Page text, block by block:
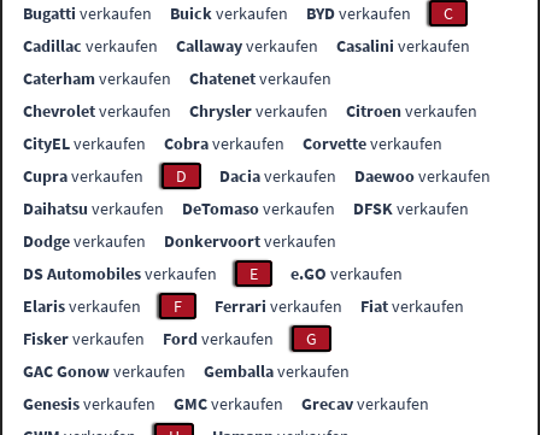
Bugatti verkaufen Buickverkaufen BYDverkaufen
C
Cadillac verkaufen Callawayverkaufen Casalini verkaufen
Caterhamverkaufen Chatenetverkaufen
Chevroletverkaufen Chryslerverkaufen Citroenverkaufen
CityELverkaufen Cobraverkaufen Corvetteverkaufen
Cupraverkaufen D Daciaverkaufen Daewooverkaufen
Daihatsu verkaufen DeTomasoverkaufen DFSKverkaufen
Dodgeverkaufen Donkervoortverkaufen
DS Automobilesverkaufen E e.GO verkaufen
Elarisverkaufen F Ferrari verkaufen Fiatverkaufen
Fiskerverkaufen Fordverkaufen
G
GAC Gonowverkaufen Gemballaverkaufen
Genesisverkaufen GMCverkaufen Grecavverkaufen